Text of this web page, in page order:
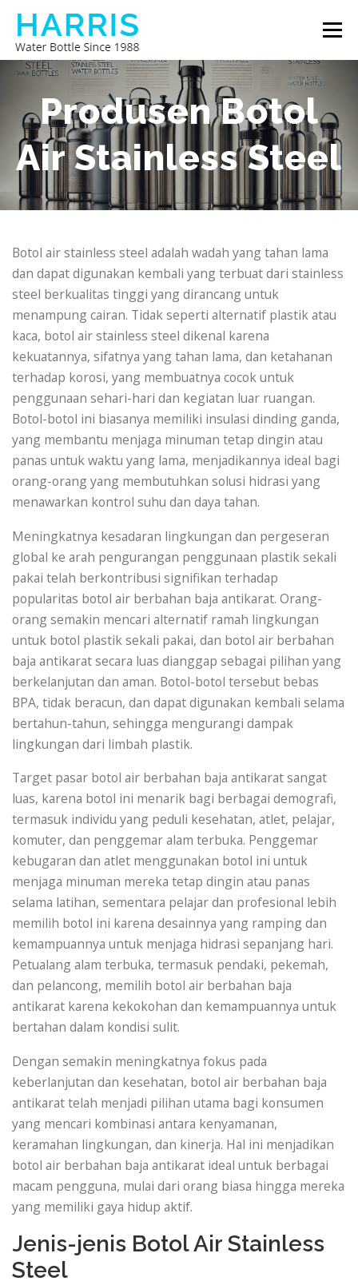
Lompat
konten
Menu
BOTOL AIR HARRIS TENTANG KAMI
HUBUNGI KAMI
Produsen Botol
Air Stainless Steel
Botol air stainless steel adalah wadah yang tahan lama
dan dapat digunakan kembali yang terbuat dari stainless
steel berkualitas tinggi yang dirancang untuk
menampung cairan. Tidak seperti alternatif plastik atau
kaca, botol air stainless steel dikenal karena
kekuatannya, sifatnya yang tahan lama, dan ketahanan
terhadap korosi, yang membuatnya cocok untuk
penggunaan sehari-hari dan kegiatan luar ruangan.
Botol-botol ini biasanya memiliki insulasi dinding ganda,
yang membantu menjaga minuman tetap dingin atau
panas untuk waktu yang lama, menjadikannya ideal bagi
orang-orang yang membutuhkan solusi hidrasi yang
menawarkan kontrol suhu dan daya tahan.
Meningkatnya kesadaran lingkungan dan pergeseran
global ke arah pengurangan penggunaan plastik sekali
pakai telah berkontribusi signifikan terhadap
popularitas botol air berbahan baja antikarat. Orang-
orang semakin mencari alternatif ramah lingkungan
untuk botol plastik sekali pakai, dan botol air berbahan
baja antikarat secara luas dianggap sebagai pilihan yang
berkelanjutan dan aman. Botol-botol tersebut bebas
BPA, tidak beracun, dan dapat digunakan kembali selama
bertahun-tahun, sehingga mengurangi dampak
lingkungan dari limbah plastik.
Target pasar botol air berbahan baja antikarat sangat
luas, karena botol ini menarik bagi berbagai demografi,
termasuk individu yang peduli kesehatan, atlet, pelajar,
komuter, dan penggemar alam terbuka. Penggemar
kebugaran dan atlet menggunakan botol ini untuk
menjaga minuman mereka tetap dingin atau panas
selama latihan, sementara pelajar dan profesional lebih
memilih botol ini karena desainnya yang ramping dan
kemampuannya untuk menjaga hidrasi sepanjang hari.
Petualang alam terbuka, termasuk pendaki, pekemah,
dan pelancong, memilih botol air berbahan baja
antikarat karena kekokohan dan kemampuannya untuk
bertahan dalam kondisi sulit.
Dengan semakin meningkatnya fokus pada
keberlanjutan dan kesehatan, botol air berbahan baja
antikarat telah menjadi pilihan utama bagi konsumen
yang mencari kombinasi antara kenyamanan,
keramahan lingkungan, dan kinerja. Hal ini menjadikan
botol air berbahan baja antikarat ideal untuk berbagai
macam pengguna, mulai dari orang biasa hingga mereka
yang memiliki gaya hidup aktif.
Jenis-jenis Botol Air Stainless
Steel